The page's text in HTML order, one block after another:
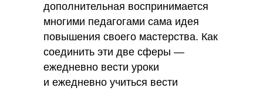
дополнительная воспринимается
многими педагогами сама идея
повышения своего мастерства. Как
соединить эти две сферы —
ежедневно вести уроки
и ежедневно учиться вести